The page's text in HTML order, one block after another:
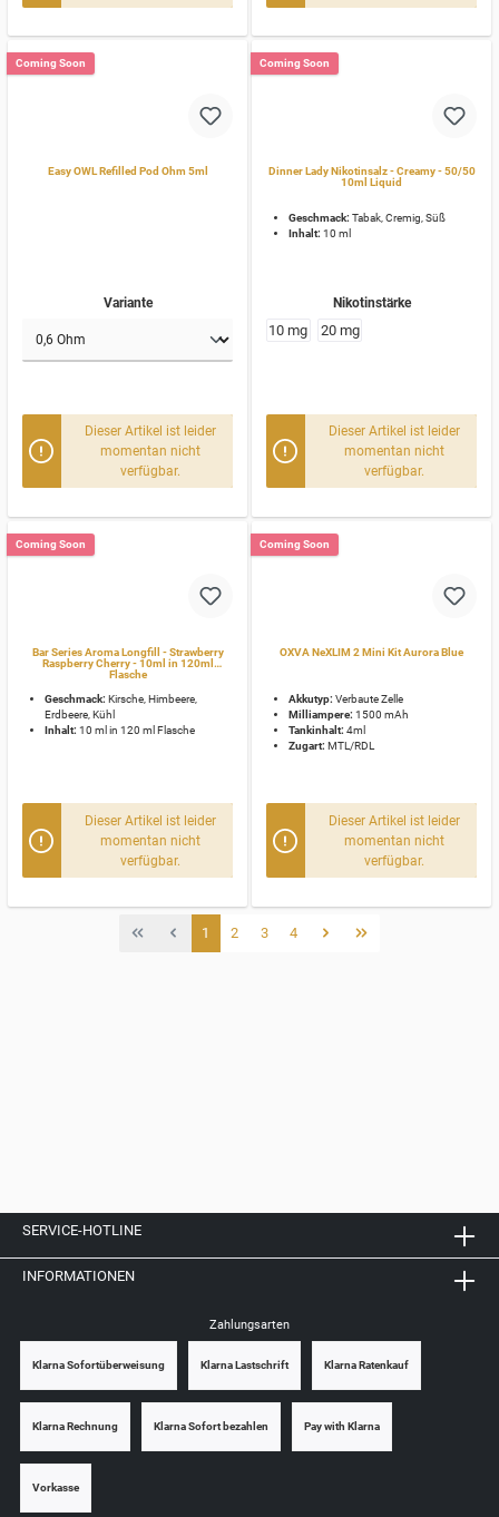
Coming Soon
Easy OWL Refilled Pod Ohm 5ml
Variante
Dieser Artikel ist leider
momentan nicht
verfügbar.
Coming Soon
Dinner Lady Nikotinsalz - Creamy - 50/50
10ml Liquid
Geschmack: Tabak, Cremig, Süß
Inhalt: 10 ml
Nikotinstärke
10 mg 20 mg
Dieser Artikel ist leider
momentan nicht
verfügbar.
Coming Soon
Bar Series Aroma Longfill - Strawberry
Raspberry Cherry - 10ml in 120ml
Flasche
Geschmack: Kirsche, Himbeere,
Erdbeere, Kühl
Inhalt: 10 ml in 120 ml Flasche
Dieser Artikel ist leider
momentan nicht
verfügbar.
Coming Soon
OXVA NeXLIM 2 Mini Kit Aurora Blue
Akkutyp: Verbaute Zelle
Milliampere: 1500 mAh
Tankinhalt: 4ml
Zugart: MTL/RDL
Dieser Artikel ist leider
momentan nicht
verfügbar.
1 2 3 4
SERVICE-HOTLINE
INFORMATIONEN
Zahlungsarten
Klarna Sofortüberweisung Klarna Lastschrift Klarna Ratenkauf
Klarna Rechnung Klarna Sofort bezahlen Pay with Klarna
Vorkasse